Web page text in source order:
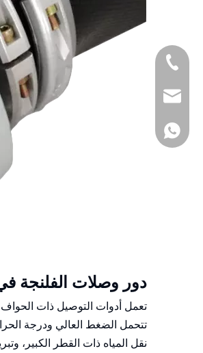
دور وصلات الفلنجة
تعمل أدوات التوصيل ذات
تتحمل الضغط العالي ودرجة
نقل المياه ذات القطر الكبير،
+8618857413937
+8618857413937